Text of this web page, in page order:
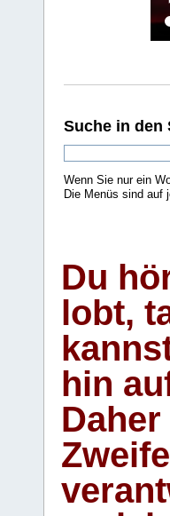
Suche in den
Wenn Sie nur ein
Die Menüs sind auf
Du
lobt,
hin